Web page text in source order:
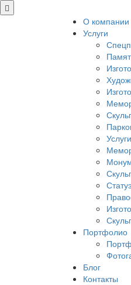
О компании
Услуги
Портфолио
Блог
Контакты